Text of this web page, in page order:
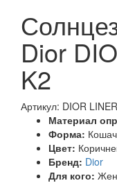
Dior
K2
Артикул: DIOR LINER
Материал
Форма:
Цвет:
Бренд: Dior
Для кого: